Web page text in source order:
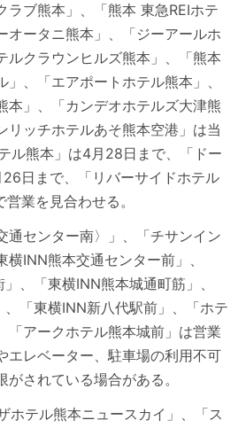
ラブ熊本」、「熊本 東急REIホテ
オータニ熊本」、「ジーアールホ
ルクラウンヒルズ熊本」、「熊本
、「エアポートホテル熊本」、
本」、「カンデオホテルズ大津熊
リッチホテルあそ熊本空港」は当
ル熊本」は4月28日まで、「ドー
日まで、「リバーサイドホテル
業を見合わせる。
通センター南〉」、「チサンイン
INN熊本交通センター前」、
」、「東横INN熊本城通町筋」、
、「東横INN新八代駅前」、「ホテ
「アークホテル熊本城前」は営業
エレベーター、駐車場の利用不可
されている場合がある。
ホテル熊本ニュースカイ」、「ス